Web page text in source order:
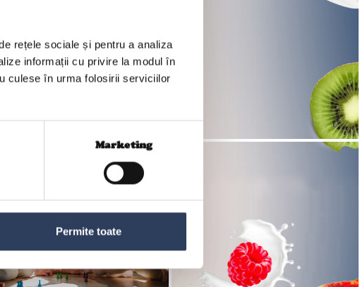
rețele sociale și pentru a analiza
informații cu privire la modul în
culese în urma folosirii serviciilor
Marketing
Permite toate